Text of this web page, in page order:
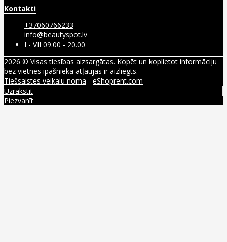
Kontakti
+37060766233
info@beautyspot.lv
I - VII 09.00 - 20.00
2026 © Visas tiesības aizsargātas. Kopēt un koplietot informāciju
bez vietnes īpašnieka atļaujas ir aizliegts.
Tiešsaistes veikalu noma - eShoprent.com
Uzrakstīt
Piezvanīt